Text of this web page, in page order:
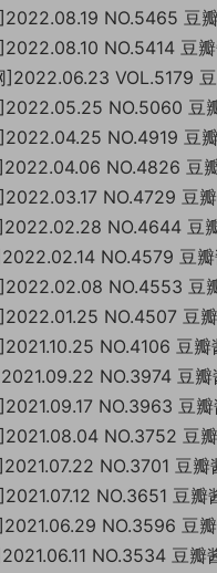
NO.5465 豆
NO.5414 豆
]2022.06.23 VOL.5179
NO.5060 豆
NO.4919 豆
NO.4826 豆
NO.4729 豆
NO.4644 豆
NO.4579 豆
NO.4553 豆
NO.4507 豆
NO.4106 豆
NO.3974 豆
NO.3963 豆
NO.3752 豆
NO.3701 豆
NO.3651 豆瓣
NO.3596 豆
NO.3534 豆